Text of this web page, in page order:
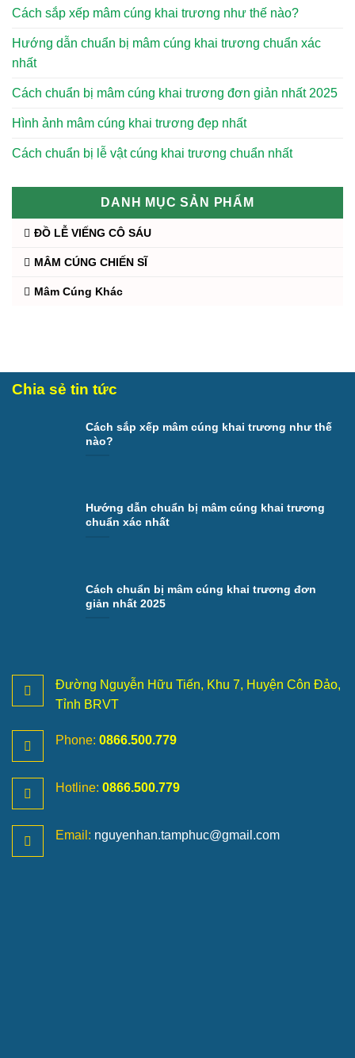
Cách sắp xếp mâm cúng khai trương như thế nào?
Hướng dẫn chuẩn bị mâm cúng khai trương chuẩn xác
nhất
Cách chuẩn bị mâm cúng khai trương đơn giản nhất 2025
Hình ảnh mâm cúng khai trương đẹp nhất
Cách chuẩn bị lễ vật cúng khai trương chuẩn nhất
DANH MỤC SẢN PHẨM
ĐỒ LỄ VIẾNG CÔ SÁU
MÂM CÚNG CHIẾN SĨ
Mâm Cúng Khác
Chia sẻ tin tức
Cách sắp xếp mâm cúng khai trương như thế
nào?
Hướng dẫn chuẩn bị mâm cúng khai trương
chuẩn xác nhất
Cách chuẩn bị mâm cúng khai trương đơn
giản nhất 2025
Đường Nguyễn Hữu Tiến, Khu 7, Huyện Côn Đảo,
Tỉnh BRVT
Phone: 0866.500.779
Hotline: 0866.500.779
Email: nguyenhan.tamphuc@gmail.com